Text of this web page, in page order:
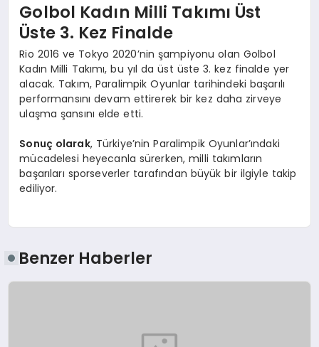
Golbol Kadın Milli Takımı Üst
Üste 3. Kez Finalde
Rio 2016 ve Tokyo 2020’nin şampiyonu olan Golbol
Kadın Milli Takımı, bu yıl da üst üste 3. kez finalde yer
alacak. Takım, Paralimpik Oyunlar tarihindeki başarılı
performansını devam ettirerek bir kez daha zirveye
ulaşma şansını elde etti.
Sonuç olarak, Türkiye’nin Paralimpik Oyunlar’ındaki
mücadelesi heyecanla sürerken, milli takımların
başarıları sporseverler tarafından büyük bir ilgiyle takip
ediliyor.
Benzer Haberler